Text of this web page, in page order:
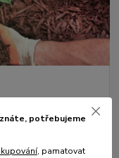
potřebujeme
, pamatovat